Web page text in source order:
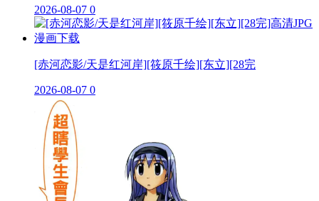
2026-08-07 0
[赤河恋影/天是红河岸][筱原千绘][东立][28完
2026-08-07 0